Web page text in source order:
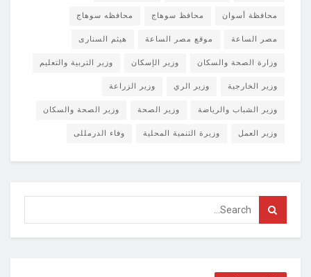
محافظة أسوان محافظ سوهاج محافظه سوهاج
مصر الساعة موقع مصر الساعة هيثم السنارى
وزارة الصحة والسكان وزير الإسكان وزير التربية والتعليم
وزير الخارجية وزير الري وزير الزراعة
وزير الشباب والرياضة وزير الصحة وزير الصحة والسكان
وزير العمل وزيرة التنمية المحلية وفاء الدرمللى